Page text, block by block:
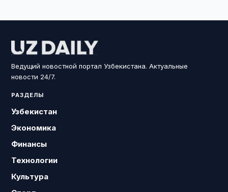
Ведущий новостной портал Узбекистана. Актуальные
новости 24/7.
РАЗДЕЛЫ
Узбекистан
Экономика
Финансы
Технологии
Культура